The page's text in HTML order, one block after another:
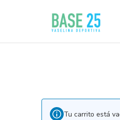
Tu carrito está